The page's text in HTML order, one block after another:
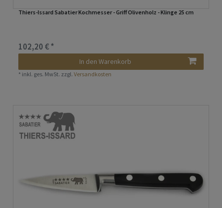
Thiers-Issard Sabatier Kochmesser - Griff Olivenholz - Klinge 25 cm
102,20 € *
In den Warenkorb
* inkl. ges. MwSt. zzgl.Versandkosten